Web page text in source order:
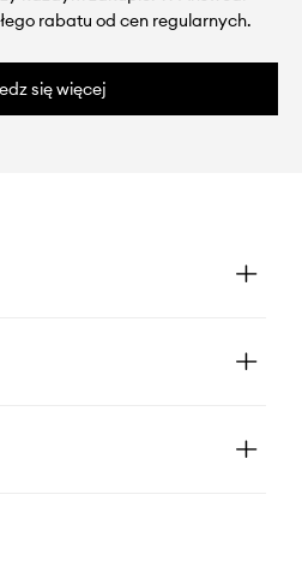
rabatu od cen regularnych.
się więcej